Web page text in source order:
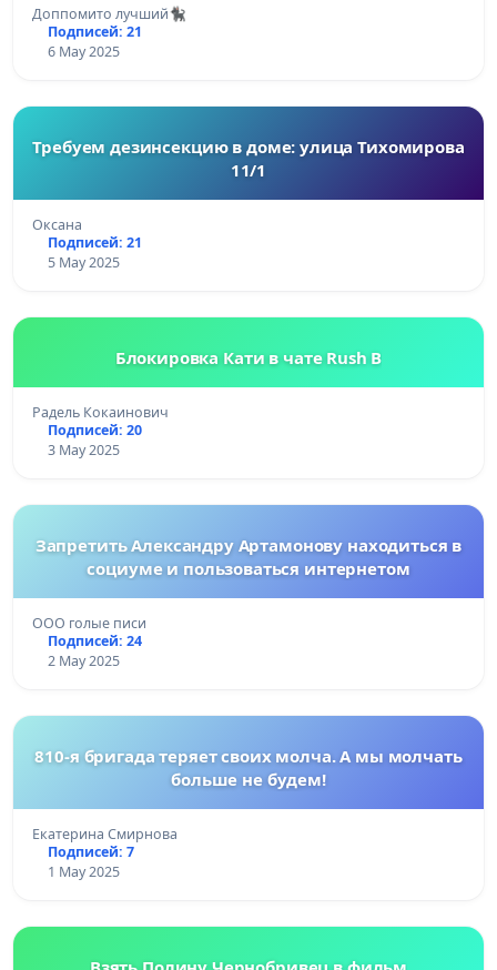
Доппомито лучший🐈‍⬛
Подписей: 21
6 May 2025
Требуем дезинсекцию в доме: улица Тихомирова
11/1
Оксана
Подписей: 21
5 May 2025
Блокировка Кати в чате Rush B
Радель Кокаинович
Подписей: 20
3 May 2025
Запретить Александру Артамонову находиться в
социуме и пользоваться интернетом
ООО голые писи
Подписей: 24
2 May 2025
810-я бригада теряет своих молча. А мы молчать
больше не будем!
Екатерина Смирнова
Подписей: 7
1 May 2025